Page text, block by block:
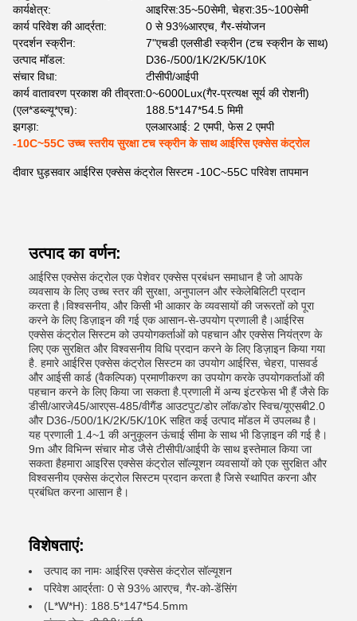
कार्यक्षेत्र:
आइरिस:35~50सेमी, चेहरा:35~100सेमी
कार्य परिवेश की आर्द्रता:
0 से 93%आरएच, गैर-संयोजन
प्रदर्शन स्क्रीन:
7"एचडी एलसीडी स्क्रीन (टच स्क्रीन के साथ)
उत्पाद मॉडल:
D36-/500/1K/2K/5K/10K
संचार विधा:
टीसीपी/आईपी
कार्य वातावरण प्रकाश की तीव्रता:0~6000Lux(गैर-प्रत्यक्ष सूर्य की रोशनी)
(एल*डब्ल्यू*एच):
188.5*147*54.5 मिमी
झगड़ा:
एलआरआई: 2 एमपी, फेस 2 एमपी
-10C~55C उच्च स्तरीय सुरक्षा टच स्क्रीन के साथ आईरिस एक्सेस कंट्रोल
दीवार घुड़सवार आईरिस एक्सेस कंट्रोल सिस्टम -10C~55C परिवेश तापमान
उत्पाद का वर्णन:
आईरिस एक्सेस कंट्रोल एक पेशेवर एक्सेस प्रबंधन समाधान है जो आपके
व्यवसाय के लिए उच्च स्तर की सुरक्षा, अनुपालन और स्केलेबिलिटी प्रदान
करता है।विश्वसनीय, और किसी भी आकार के व्यवसायों की जरूरतों को पूरा
करने के लिए डिज़ाइन की गई एक आसान-से-उपयोग प्रणाली है।आईरिस
एक्सेस कंट्रोल सिस्टम को उपयोगकर्ताओं को पहचान और एक्सेस नियंत्रण के
लिए एक सुरक्षित और विश्वसनीय विधि प्रदान करने के लिए डिज़ाइन किया गया
है. हमारे आईरिस एक्सेस कंट्रोल सिस्टम का उपयोग आईरिस, चेहरा, पासवर्ड
और आईसी कार्ड (वैकल्पिक) प्रमाणीकरण का उपयोग करके उपयोगकर्ताओं की
पहचान करने के लिए किया जा सकता है.प्रणाली में अन्य इंटरफेस भी हैं जैसे कि
डीसी/आरजे45/आरएस-485/वीगैंड आउटपुट/डोर लॉक/डोर स्विच/यूएसबी2.0
और D36-/500/1K/2K/5K/10K सहित कई उत्पाद मॉडल में उपलब्ध है।
यह प्रणाली 1.4~1 की अनुकूलन ऊंचाई सीमा के साथ भी डिज़ाइन की गई है।
9m और विभिन्न संचार मोड जैसे टीसीपी/आईपी के साथ इस्तेमाल किया जा
सकता हैहमारा आइरिस एक्सेस कंट्रोल सॉल्यूशन व्यवसायों को एक सुरक्षित और
विश्वसनीय एक्सेस कंट्रोल सिस्टम प्रदान करता है जिसे स्थापित करना और
प्रबंधित करना आसान है।
विशेषताएं:
उत्पाद का नामः आईरिस एक्सेस कंट्रोल सॉल्यूशन
परिवेश आर्द्रताः 0 से 93% आरएच, गैर-को-डेंसिंग
(L*W*H): 188.5*147*54.5mm